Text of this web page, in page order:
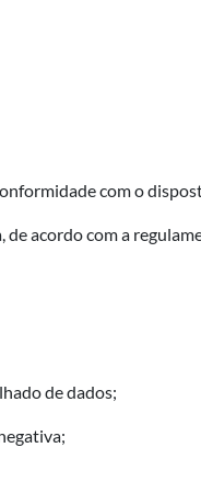
com o
acordo com a
de dados;